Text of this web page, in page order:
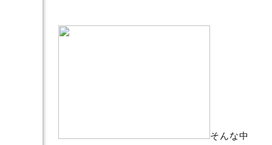
そんな中